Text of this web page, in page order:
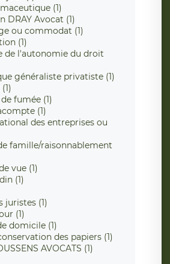
(1)
DRAY Avocat (1)
ou commodat (1)
(1)
de l'autonomie du droit
généraliste privatiste (1)
fumée (1)
(1)
des entreprises ou
famille/raisonnablement
vue (1)
(1)
juristes (1)
(1)
domicile (1)
des papiers (1)
AVOCATS (1)